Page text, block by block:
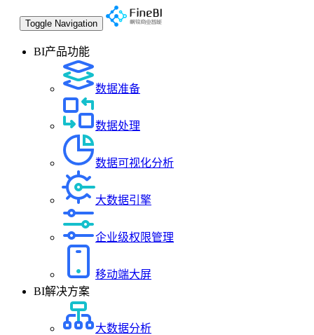
Toggle Navigation
BI产品功能
数据准备
数据处理
数据可视化分析
大数据引擎
企业级权限管理
移动端大屏
BI解决方案
大数据分析